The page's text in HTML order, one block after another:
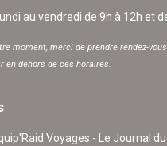
au vendredi de 9h à 12h et
moment, merci de prendre rendez-
en dehors de ces horaires.
Voyages - Le Journal